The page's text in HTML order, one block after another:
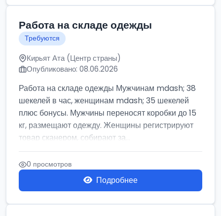
Работа на складе одежды
Требуются
Кирьят Ата (Центр страны)
Опубликовано: 08.06.2026
Работа на складе одежды Мужчинам mdash; 38
шекелей в час, женщинам mdash; 35 шекелей
плюс бонусы. Мужчины переносят коробки до 15
кг, размещают одежду. Женщины регистрируют
товар сканером, собирают за...
0 просмотров
Подробнее